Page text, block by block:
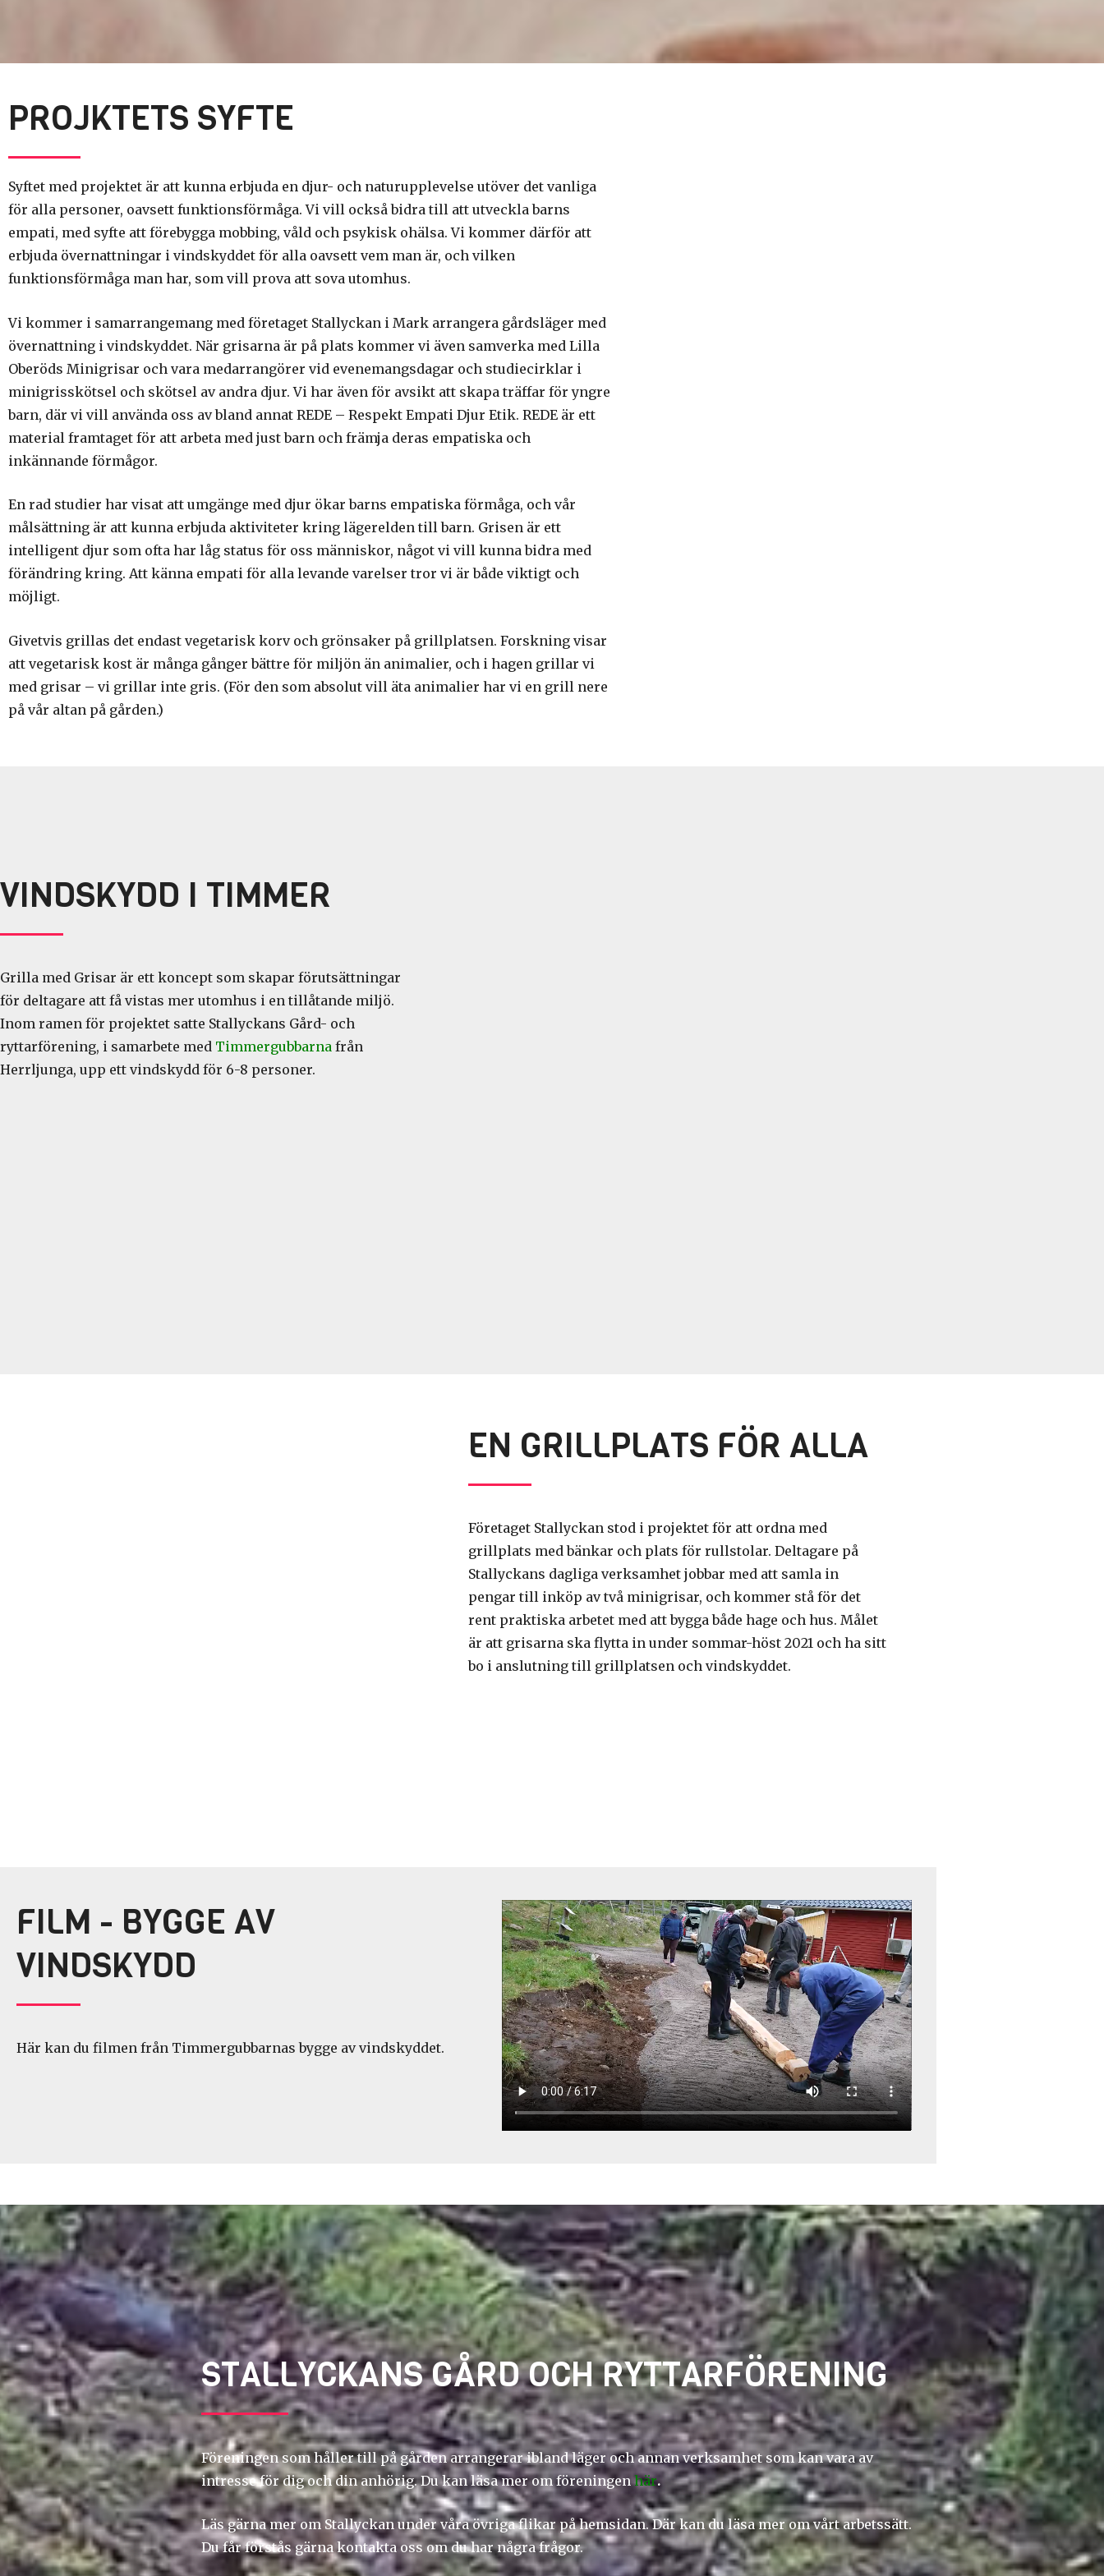
PROJKTETS SYFTE
Syftet med projektet är att kunna erbjuda en djur- och naturupplevelse utöver det vanliga
för alla personer, oavsett funktionsförmåga. Vi vill också bidra till att utveckla barns
empati, med syfte att förebygga mobbing, våld och psykisk ohälsa. Vi kommer därför att
erbjuda övernattningar i vindskyddet för alla oavsett vem man är, och vilken
funktionsförmåga man har, som vill prova att sova utomhus.
Vi kommer i samarrangemang med företaget Stallyckan i Mark arrangera gårdsläger med
övernattning i vindskyddet. När grisarna är på plats kommer vi även samverka med Lilla
Oberöds Minigrisar och vara medarrangörer vid evenemangsdagar och studiecirklar i
minigrisskötsel och skötsel av andra djur. Vi har även för avsikt att skapa träffar för yngre
barn, där vi vill använda oss av bland annat REDE – Respekt Empati Djur Etik. REDE är ett
material framtaget för att arbeta med just barn och främja deras empatiska och
inkännande förmågor.
En rad studier har visat att umgänge med djur ökar barns empatiska förmåga, och vår
målsättning är att kunna erbjuda aktiviteter kring lägerelden till barn. Grisen är ett
intelligent djur som ofta har låg status för oss människor, något vi vill kunna bidra med
förändring kring. Att känna empati för alla levande varelser tror vi är både viktigt och
möjligt.
Givetvis grillas det endast vegetarisk korv och grönsaker på grillplatsen. Forskning visar
att vegetarisk kost är många gånger bättre för miljön än animalier, och i hagen grillar vi
med grisar – vi grillar inte gris. (För den som absolut vill äta animalier har vi en grill nere
på vår altan på gården.)
VINDSKYDD I TIMMER
Grilla med Grisar är ett koncept som skapar förutsättningar
för deltagare att få vistas mer utomhus i en tillåtande miljö.
Inom ramen för projektet satte Stallyckans Gård- och
ryttarförening, i samarbete med Timmergubbarna från
Herrljunga, upp ett vindskydd för 6-8 personer.
EN GRILLPLATS FÖR ALLA
Företaget Stallyckan stod i projektet för att ordna med
grillplats med bänkar och plats för rullstolar. Deltagare på
Stallyckans dagliga verksamhet jobbar med att samla in
pengar till inköp av två minigrisar, och kommer stå för det
rent praktiska arbetet med att bygga både hage och hus. Målet
är att grisarna ska flytta in under sommar-höst 2021 och ha sitt
bo i anslutning till grillplatsen och vindskyddet.
FILM - BYGGE AV
VINDSKYDD
Här kan du filmen från Timmergubbarnas bygge av vindskyddet.
STALLYCKANS GÅRD OCH RYTTARFÖRENING
Föreningen som håller till på gården arrangerar ibland läger och annan verksamhet som kan vara av
intresse för dig och din anhörig. Du kan läsa mer om föreningen här.
Läs gärna mer om Stallyckan under våra övriga flikar på hemsidan. Där kan du läsa mer om vårt arbetssätt.
Du får förstås gärna kontakta oss om du har några frågor.